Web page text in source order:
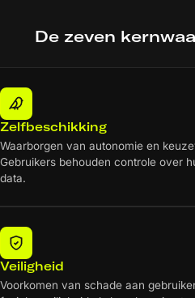
De zeven
Zelfbeschikking
Waarborgen van autonomie en
Gebruikers behouden controle over
data.
Veiligheid
Voorkomen van schade aan